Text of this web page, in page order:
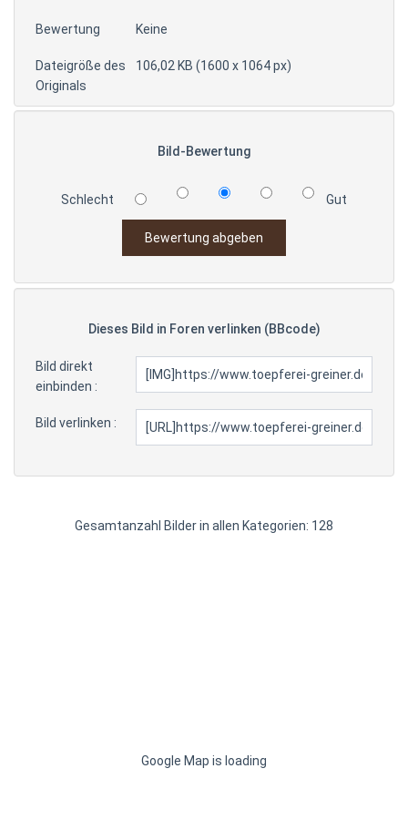
Bewertung Keine
Dateigröße des
Originals
106,02 KB (1600 x 1064 px)
Bild-Bewertung
Schlecht Gut
Dieses Bild in Foren verlinken (BBcode)
Bild direkt
einbinden :
Bild verlinken :
Gesamtanzahl Bilder in allen Kategorien: 128
Google Map is loading